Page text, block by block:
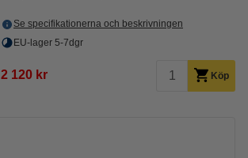
Se specifikationerna och beskrivningen
EU-lager 5-7dgr
2 120 kr Köp